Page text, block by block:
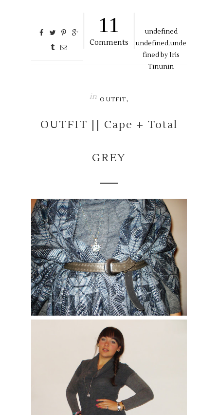
11
Comments
undefined
undefined,unde
fined byIris
Tinunin
in OUTFIT,
OUTFIT || Cape + Total
GREY